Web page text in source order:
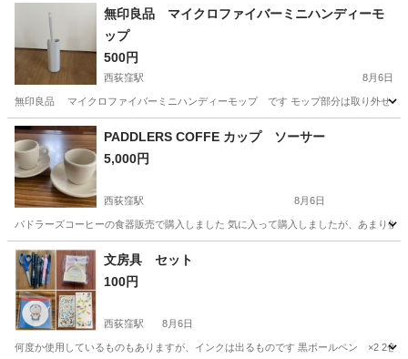
東京 渋谷区 初台駅
無印良品 マイクロファイバーミニハンディーモ
ップ
500円
西荻窪駅 8月6日
無印良品 マイクロファイバーミニハンディーモップ です モップ部分は取り外せる
東京 杉並区 無印良品
PADDLERS COFFE カップ ソーサー
5,000円
西荻窪駅 8月6日
パドラーズコーヒーの食器販売で購入しました 気に入って購入しましたが、あまり
東京 杉並区 西荻窪駅 食器
文房具 セット
100円
西荻窪駅 8月6日
何度か使用しているものもありますが、インクは出るものです 黒ボールペン ×2